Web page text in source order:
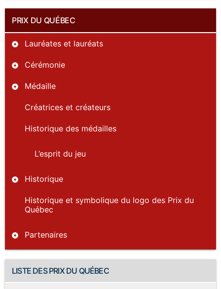
PRIX DU QUÉBEC
Lauréates et lauréats
Cérémonie
Médaille
Créatrices et créateurs
Historique des médailles
L’esprit du jeu
Historique
Historique et symbolique du logo des Prix du
Québec
Partenaires
LISTE DES PRIX DU QUÉBEC